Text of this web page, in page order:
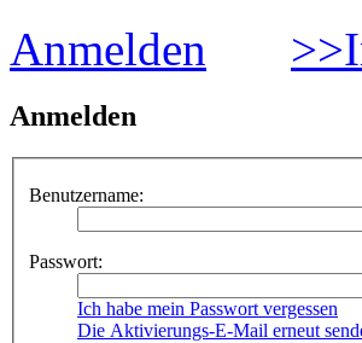
Anmelden
Anmelden
Benutzername:
Passwort:
Ich habe mein Passwort vergessen
Die Aktivierungs-E-Mail erneut